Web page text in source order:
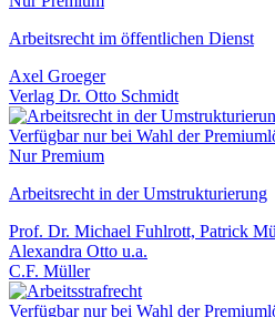
Arbeitsrecht im öffentlichen Dienst
Axel Groeger
Verlag Dr. Otto Schmidt
Verfügbar nur bei Wahl der
Nur Premium
Arbeitsrecht in der Umstrukturierung
Prof. Dr. Michael Fuhlrott, Patrick
Alexandra Otto u.a.
C.F. Müller
Verfügbar nur bei Wahl der